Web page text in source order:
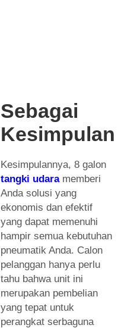
Sebagai
Kesimpulan
Kesimpulannya, 8 galon
tangki udara memberi
Anda solusi yang
ekonomis dan efektif
yang dapat memenuhi
hampir semua kebutuhan
pneumatik Anda. Calon
pelanggan hanya perlu
tahu bahwa unit ini
merupakan pembelian
yang tepat untuk
perangkat serbaguna